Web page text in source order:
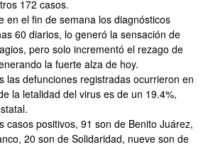
172 casos.
en el fin de semana los diagnósticos
60 diarios, lo generó la sensación de
pero solo incrementó el rezago de
la fuerte alza de hoy.
las defunciones registradas ocurrieron en
la letalidad del virus es de un 19.4%,
casos positivos, 91 son de Benito Juárez,
20 son de Solidaridad, nueve son de